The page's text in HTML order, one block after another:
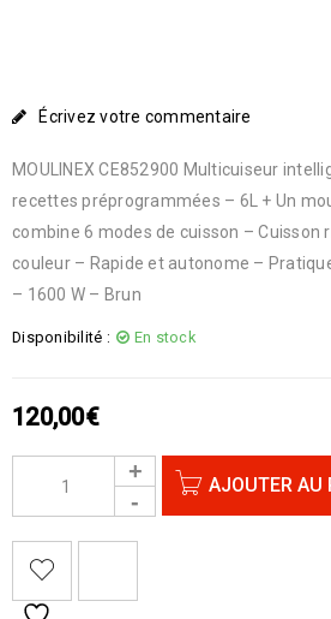
Écrivez votre commentaire
MOULINEX CE852900 Multicuiseur
recettes préprogrammées – 6L + Un
combine 6 modes de cuisson – Cuisson
couleur – Rapide et autonome –
– 1600 W – Brun
Disponibilité : En stock
120,00€
AJOUTER AU